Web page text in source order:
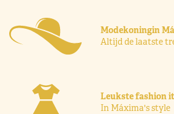
Modekoningin
Altijd de laatste
Leukste fashion
In Máxima's style